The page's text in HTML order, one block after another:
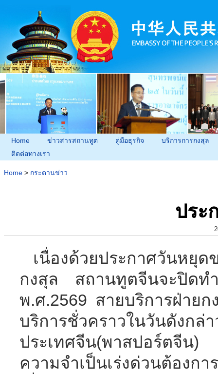
Home ข่าวสารสถานทูต คู่มือธุรกิจ
บริการการกงสุล
ติดต่อทางเรา
Home > กระดานข่าว
ประ
เนื่องด้วยประกาศวันหยุ
กงสุล สถานทูตจีนจะปิดท
พ.ศ.2569 สายบริการฝ่ายก
บริการชั่วคราวในวันดังกล่
ประเทศจีน(พาสปอร์ตจีน
ความจำเป็นเร่งด่วนต้องก